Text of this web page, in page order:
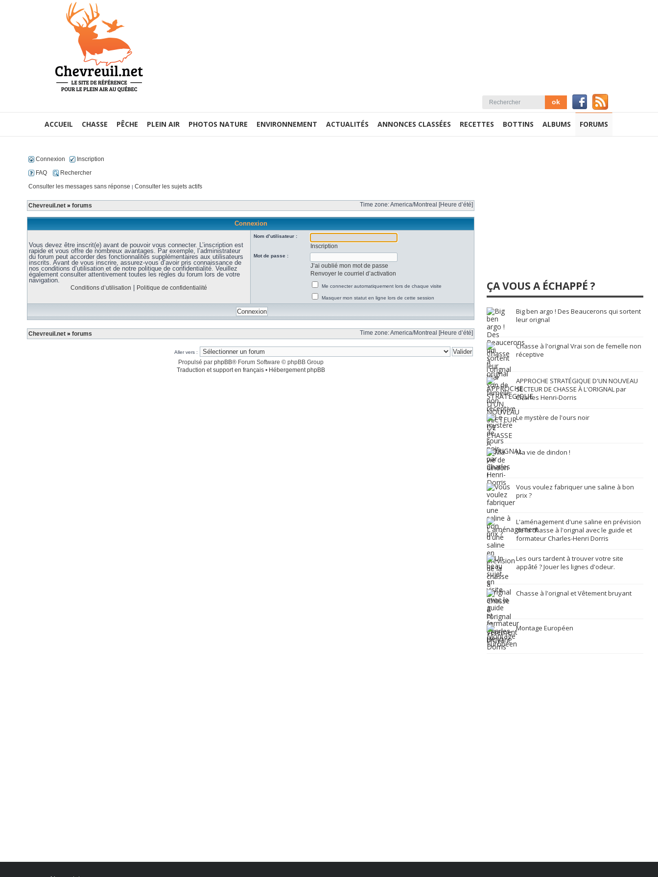
ACCUEIL CHASSE PÊCHE PLEIN AIR PHOTOS NATURE ENVIRONNEMENT ACTUALITÉS ANNONCES CLASSÉES RECETTES BOTTINS ALBUMS FORUMS
Connexion
Inscription
FAQ
Rechercher
Consulter les messages sans réponse | Consulter les sujets actifs
Chevreuil.net » forums Time zone: America/Montreal [Heure d’été]
Connexion
Vous devez être inscrit(e) avant de pouvoir vous connecter. L’inscription est
rapide et vous offre de nombreux avantages. Par exemple, l’administrateur
du forum peut accorder des fonctionnalités supplémentaires aux utilisateurs
inscrits. Avant de vous inscrire, assurez-vous d’avoir pris connaissance de
nos conditions d’utilisation et de notre politique de confidentialité. Veuillez
également consulter attentivement toutes les règles du forum lors de votre
navigation.
Conditions d’utilisation Politique de confidentialité
Nom d’utilisateur :
Inscription
Mot de passe :
J’ai oublié mon mot de passe
Renvoyer le courriel d’activation
Me connecter automatiquement lors de chaque visite
Masquer mon statut en ligne lors de cette session
Chevreuil.net » forums Time zone: America/Montreal [Heure d’été]
Aller vers :
Propulsé par phpBB® Forum Software © phpBB Group
Traduction et support en français• Hébergement phpBB
ÇA VOUS A ÉCHAPPÉ ?
Big ben argo ! Des Beaucerons qui sortent
leur orignal
Chasse à l'orignal Vrai son de femelle non
réceptive
APPROCHE STRATÉGIQUE D'UN NOUVEAU
SECTEUR DE CHASSE À L'ORIGNAL par
Charles Henri-Dorris
Le mystère de l'ours noir
Ma vie de dindon !
Vous voulez fabriquer une saline à bon
prix ?
L'aménagement d'une saline en prévision
de la chasse à l'orignal avec le guide et
formateur Charles-Henri Dorris
Les ours tardent à trouver votre site
appâté ? Jouer les lignes d'odeur.
Chasse à l'orignal et Vêtement bruyant
Montage Européen